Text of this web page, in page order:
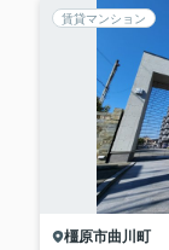
賃貸マンション
橿原市曲川町